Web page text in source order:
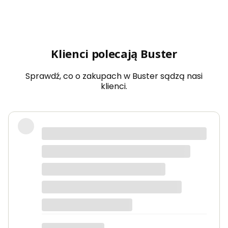
Klienci polecają Buster
Sprawdź, co o zakupach w Buster sądzą nasi
klienci.